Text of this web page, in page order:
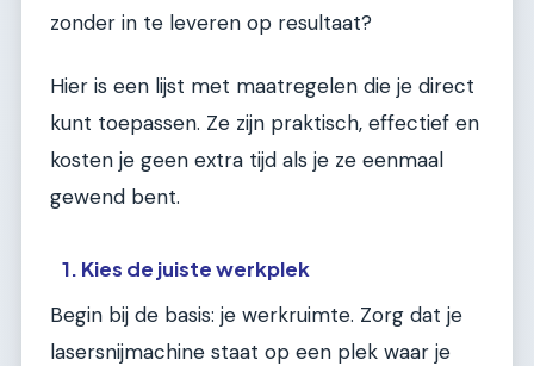
zonder in te leveren op resultaat?
Hier is een lijst met maatregelen die je direct
kunt toepassen. Ze zijn praktisch, effectief en
kosten je geen extra tijd als je ze eenmaal
gewend bent.
1. Kies de juiste werkplek
Begin bij de basis: je werkruimte. Zorg dat je
lasersnijmachine staat op een plek waar je